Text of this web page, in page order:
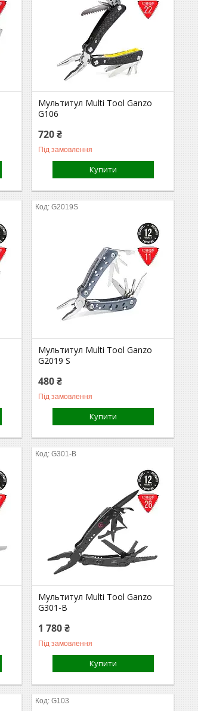
Мультитул Multi Tool Ganzo
G106
720 ₴
Під замовлення
Купити
G2019S
Мультитул Multi Tool Ganzo
G2019 S
480 ₴
Під замовлення
Купити
G301-B
Мультитул Multi Tool Ganzo
G301-В
1 780 ₴
Під замовлення
Купити
G103